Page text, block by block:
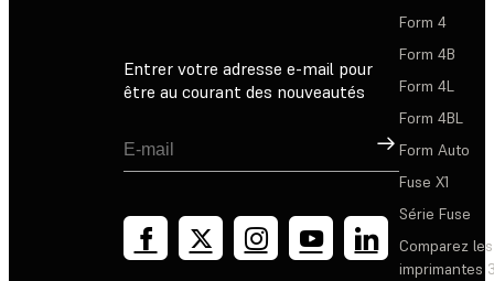
Entrer votre adresse e-mail pour
être au courant des nouveautés
Inscription
Form 4
Form 4B
Form 4L
Form 4BL
Form Auto
Fuse X1
Série Fuse
Comparez les
imprimantes